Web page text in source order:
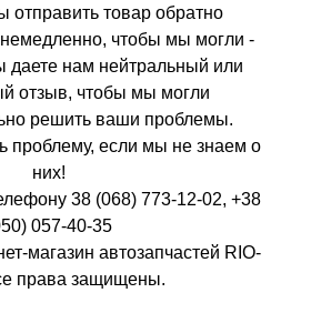
отправить товар обратно
чтобы мы могли -
даете нам нейтральный или
отзыв, чтобы мы могли
решить ваши проблемы.
проблему, если мы не знаем о
них!
38 (068) 773-12-02, +38
057-40-35
магазин автозапчастей RIO-
права защищены.